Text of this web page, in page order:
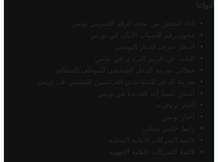
أدواتنا
أداة التحقق من صحة الرقم الضريبي تونس
محول رقم الحساب الآيبان في تونس
أسعار صرف الدينار التونسي
البحث عن الرمز البريدي في تونس
محاكي ضريبة الدخل الشخصي للموظف/المتقاعد
ضريبة الدخل للمتقاعدين الفرنسيين المقيمين في تونس
أسعار السيارات الجديدة في تونس
أخبار تروفيت
أخبار تونس
رابط خلفي مجاني
قائمة الشركات الأهلية المحلية
قائمة الشركات الأهلية الجهوية